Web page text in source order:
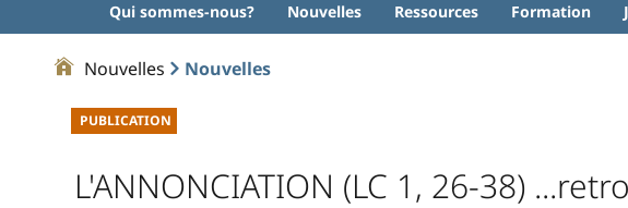
Qui sommes-nous? Nouvelles Ressources Formation
Nouvelles Nouvelles
PUBLICATION
L'ANNONCIATION (LC 1, 26-38)